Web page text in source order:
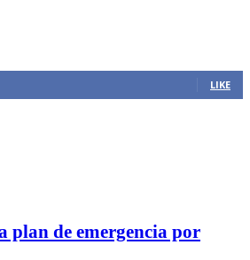
LIKE
plan de emergencia por